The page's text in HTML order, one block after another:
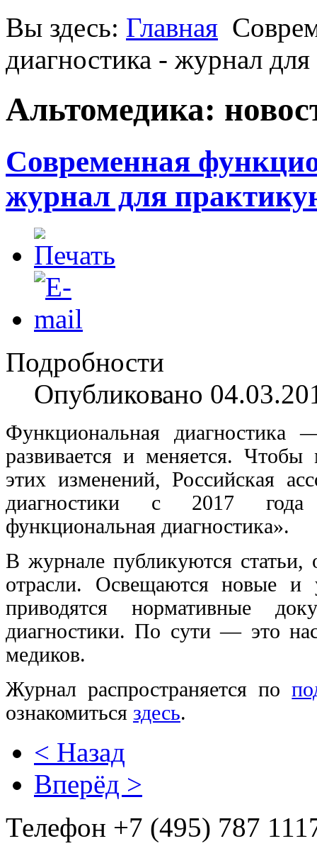
Вы здесь: Главная
диагностика - журнал
Альтомедика:
Современная
журнал для
Подробности
Опубликовано
Функциональная диагностика
развивается и меняется.
этих изменений, Российская
диагностики с 2017 года
функциональная диагностика».
В журнале публикуются статьи,
отрасли. Освещаются новые и
приводятся нормативные
диагностики. По сути — это
медиков.
Журнал распространяется по
ознакомиться здесь.
< Назад
Вперёд >
Телефон +7 (495) 787